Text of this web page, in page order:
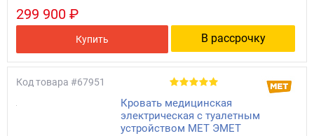
299 900 ₽
Купить В рассрочку
Код товара #67951
Кровать медицинская
электрическая c туалетным
устройством МЕТ ЭМЕТ